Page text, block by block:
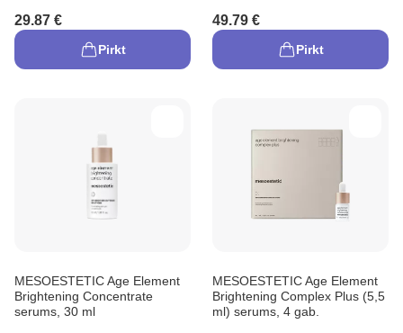
29.87 €
Pirkt
49.79 €
Pirkt
MESOESTETIC Age Element
Brightening Concentrate
serums, 30 ml
MESOESTETIC Age Element
Brightening Complex Plus (5,5
ml) serums, 4 gab.